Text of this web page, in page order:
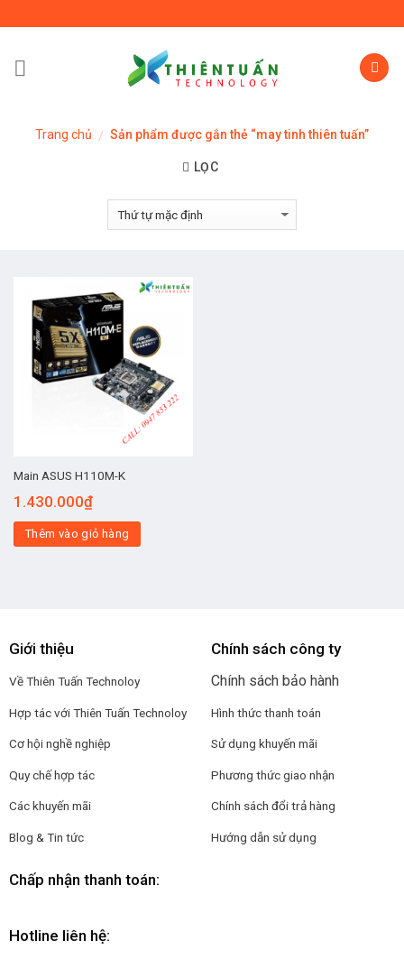
to
Trang chủ / Sản phẩm được gắn thẻ “may tinh thiên tuấn”
LỌC
Main ASUS H110M-K
1.430.000₫
Thêm vào giỏ hàng
Giới thiệu
Về Thiên Tuấn Technoloy
Hợp tác với Thiên Tuấn Technoloy
Cơ hội nghề nghiệp
Quy chế hợp tác
Các khuyến mãi
Blog & Tin tức
Chính sách công ty
Chính sách bảo hành
Hình thức thanh toán
Sử dụng khuyến mãi
Phương thức giao nhận
Chính sách đổi trả hàng
Hướng dẫn sử dụng
Chấp nhận thanh toán:
Hotline liên hệ: